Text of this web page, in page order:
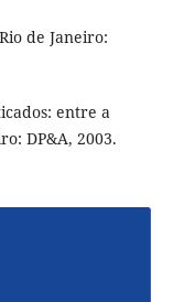
de Janeiro:
entre a
DP&A, 2003.